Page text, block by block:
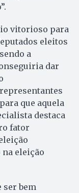
vitorioso para
eleitos
a
dar
que aquela
destaca
fator
eleição
ser bem